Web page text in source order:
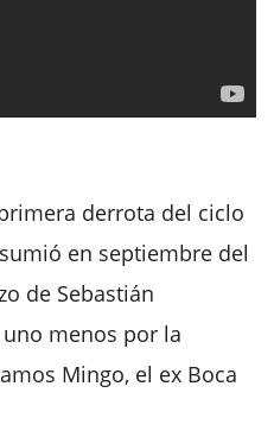
derrota del ciclo
en septiembre del
de Sebastián
menos por la
Mingo, el ex Boca